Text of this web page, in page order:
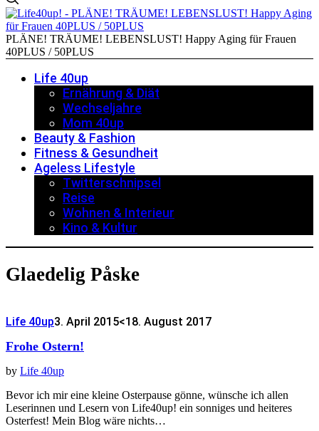
PLÄNE! TRÄUME! LEBENSLUST! Happy Aging für Frauen
40PLUS / 50PLUS
Life 40up
Ernährung & Diät
Wechseljahre
Mom 40up
Beauty & Fashion
Fitness & Gesundheit
Ageless Lifestyle
Twitterschnipsel
Reise
Wohnen & Interieur
Kino & Kultur
Glaedelig Påske
Life 40up3. April 2015<18. August 2017
Frohe Ostern!
by Life 40up
Bevor ich mir eine kleine Osterpause gönne, wünsche ich allen
Leserinnen und Lesern von Life40up! ein sonniges und heiteres
Osterfest! Mein Blog wäre nichts…